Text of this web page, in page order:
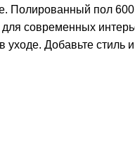
Полированный пол
современных
уходе. Добавьте